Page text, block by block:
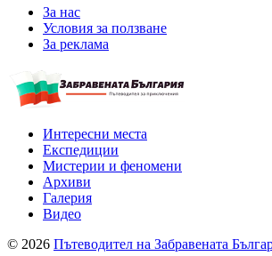
За нас
Условия за ползване
За реклама
Интересни места
Експедиции
Мистерии и феномени
Архиви
Галерия
Видео
© 2026 Пътеводител на Забравената